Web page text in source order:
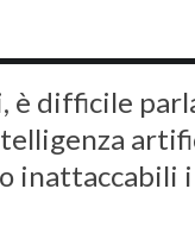
è difficile
inattaccabili